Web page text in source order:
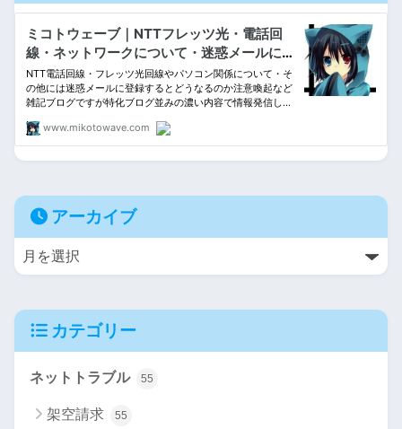
アーカイブ
カテゴリー
ネットトラブル 55
架空請求 55